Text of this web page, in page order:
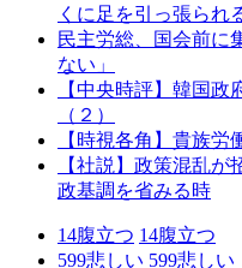
くに足を引っ張られ
民主労総、国会前に
ない」
【中央時評】韓国
（２）
【時視各角】貴族
【社説】政策混乱
政基調を省みる時
14腹立つ 14腹立つ
599悲しい 599悲しい